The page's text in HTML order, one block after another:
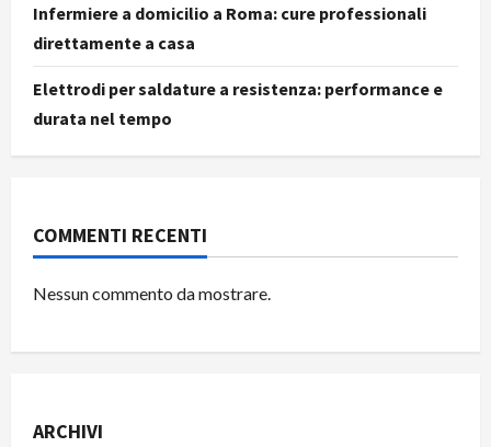
Infermiere a domicilio a Roma: cure professionali
direttamente a casa
Elettrodi per saldature a resistenza: performance e
durata nel tempo
COMMENTI RECENTI
Nessun commento da mostrare.
ARCHIVI